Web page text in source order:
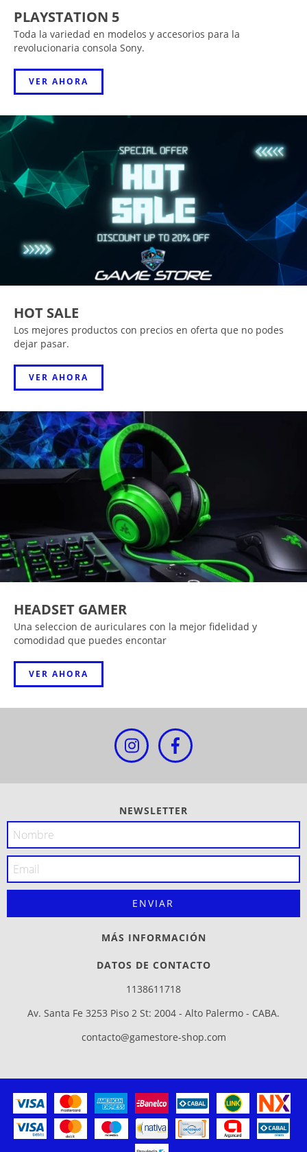
PLAYSTATION 5
Toda la variedad en modelos y accesorios para la
revolucionaria consola Sony.
VER AHORA
HOT SALE
Los mejores productos con precios en oferta que no podes
dejar pasar.
VER AHORA
HEADSET GAMER
Una seleccion de auriculares con la mejor fidelidad y
comodidad que puedes encontar
VER AHORA
NEWSLETTER
MÁS INFORMACIÓN
DATOS DE CONTACTO
1138611718
Av. Santa Fe 3253 Piso 2 St: 2004 - Alto Palermo - CABA.
contacto@gamestore-shop.com